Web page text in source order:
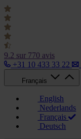
9.2 sur 770 avis
+31 10 433 33 22
Français
English
Nederlands
Français
Deutsch